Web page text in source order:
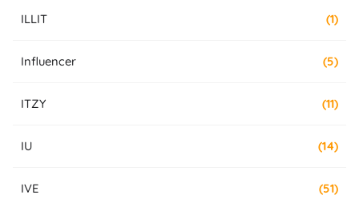
ILLIT (1)
Influencer (5)
ITZY (11)
IU (14)
IVE (51)